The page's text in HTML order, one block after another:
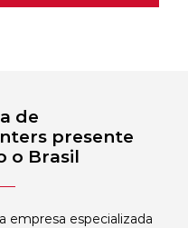
de
presente
o Brasil
empresa especializada